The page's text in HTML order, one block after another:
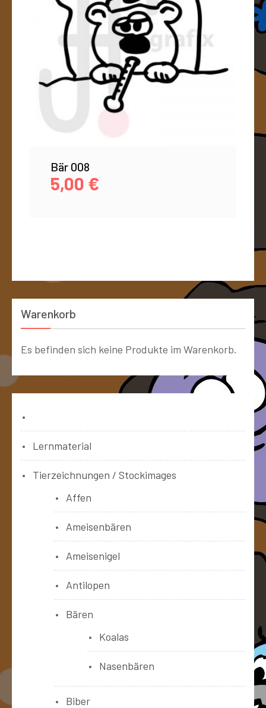
Bär 008
5,00 €
Warenkorb
Es befinden sich keine Produkte im Warenkorb.
Lernmaterial
Tierzeichnungen / Stockimages
Affen
Ameisenbären
Ameisenigel
Antilopen
Bären
Koalas
Nasenbären
Biber